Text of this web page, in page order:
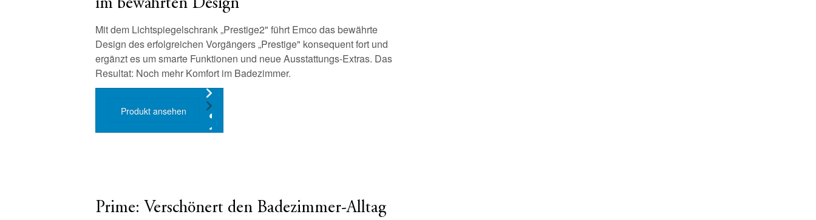
im bewährten Design
Mit dem Lichtspiegelschrank „Prestige2" führt Emco das bewährte
Design des erfolgreichen Vorgängers „Prestige" konsequent fort und
ergänzt es um smarte Funktionen und neue Ausstattungs-Extras. Das
Resultat: Noch mehr Komfort im Badezimmer.
Produkt ansehen
Prime: Verschönert den Badezimmer-Alltag